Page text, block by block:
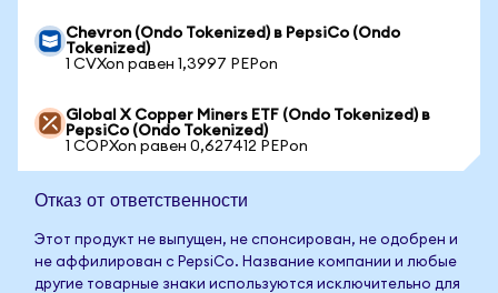
Chevron (Ondo Tokenized) в PepsiCo (Ondo
Tokenized)
1 CVXon равен 1,3997 PEPon
Global X Copper Miners ETF (Ondo Tokenized) в
PepsiCo (Ondo Tokenized)
1 COPXon равен 0,627412 PEPon
Отказ от ответственности
Этот продукт не выпущен, не спонсирован, не одобрен и
не аффилирован с PepsiCo. Название компании и любые
другие товарные знаки используются исключительно для